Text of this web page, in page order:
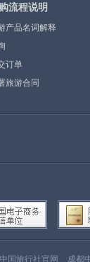
流程说明
产品名词解释
订单
旅游合同
国旅行社官网 成都